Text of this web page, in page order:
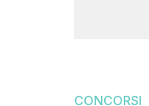
CONCORSI